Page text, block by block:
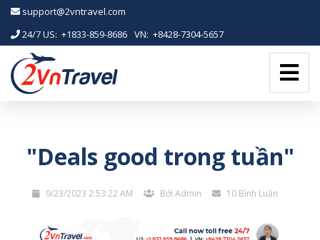
-->
support@2vntravel.com
24/7 US: +1833-859-8686 - VN: +8428-7304-5657
"Deals good trong tuần"
9/23/2023 2:53:22 AM Bởi Admin 10 Bình Luận